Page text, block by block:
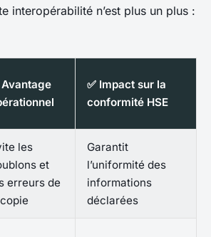
interopérabilité n’est plus un plus :
✅ Impact sur la
conformité HSE
les
et
erreurs de
Garantit
l’uniformité des
informations
déclarées